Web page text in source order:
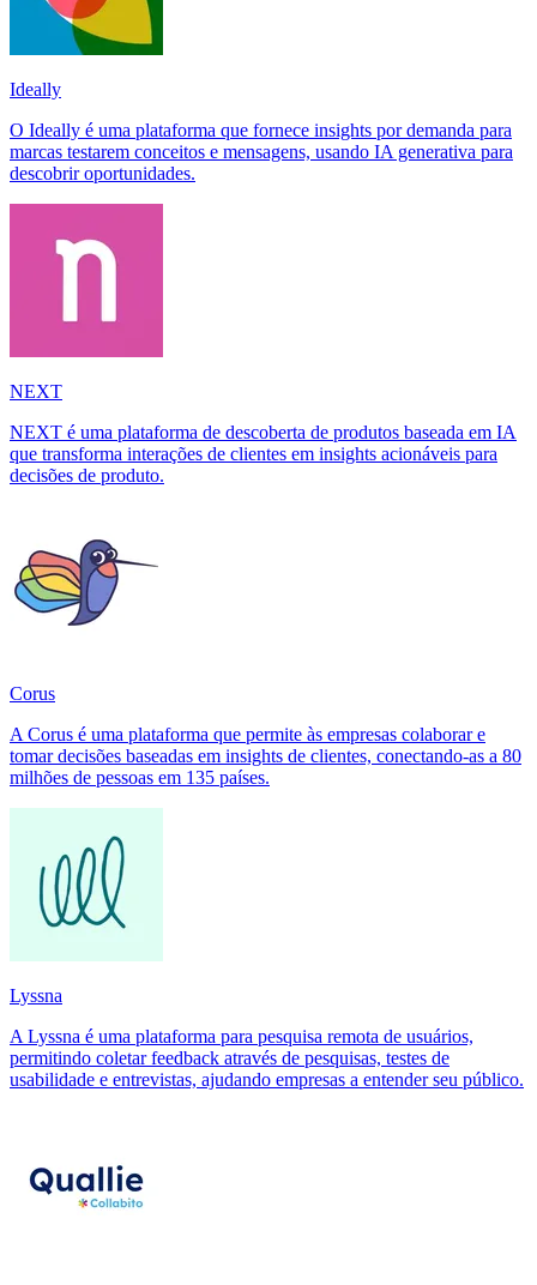
Ideally
O Ideally é uma plataforma que fornece insights por demanda para
marcas testarem conceitos e mensagens, usando IA generativa para
descobrir oportunidades.
NEXT
NEXT é uma plataforma de descoberta de produtos baseada em IA
que transforma interações de clientes em insights acionáveis para
decisões de produto.
Corus
A Corus é uma plataforma que permite às empresas colaborar e
tomar decisões baseadas em insights de clientes, conectando-as a 80
milhões de pessoas em 135 países.
Lyssna
A Lyssna é uma plataforma para pesquisa remota de usuários,
permitindo coletar feedback através de pesquisas, testes de
usabilidade e entrevistas, ajudando empresas a entender seu público.